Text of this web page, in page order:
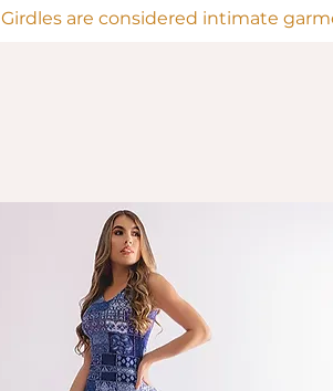
Girdles are considered intimate